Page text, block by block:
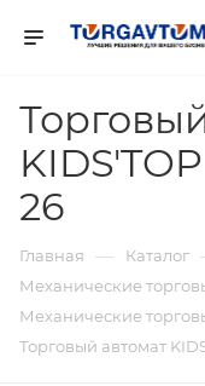
26
Главная — Каталог
Механические
Механические
Торговый автомат